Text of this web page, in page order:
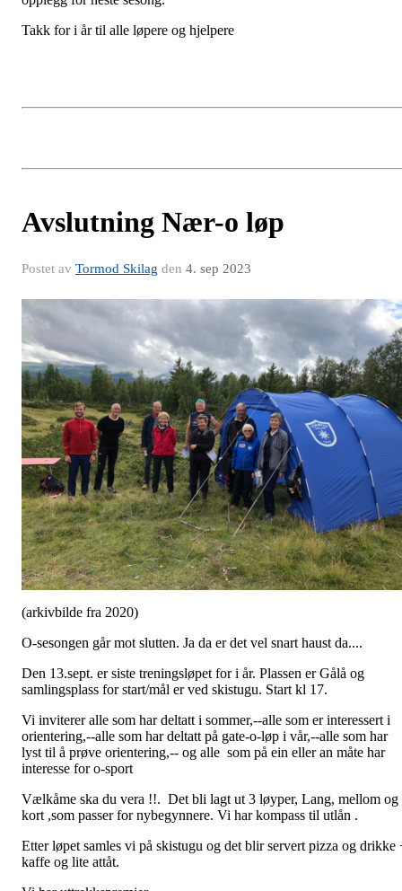
Takk for i år til alle løpere og hjelpere
Avslutning Nær-o løp
Postet av Tormod Skilag den 4. sep 2023
(arkivbilde fra 2020)
O-sesongen går mot slutten. Ja da er det vel snart haust da....
Den 13.sept. er siste treningsløpet for i år. Plassen er Gålå og
samlingsplass for start/mål er ved skistugu. Start kl 17.
Vi inviterer alle som har deltatt i sommer,--alle som er interessert i
orientering,--alle som har deltatt på gate-o-løp i vår,--alle som har
lyst til å prøve orientering,-- og alle som på ein eller an måte har
interesse for o-sport
Vælkåme ska du vera !!. Det bli lagt ut 3 løyper, Lang, mellom og
kort ,som passer for nybegynnere. Vi har kompass til utlån .
Etter løpet samles vi på skistugu og det blir servert pizza og drikke
kaffe og lite attåt.